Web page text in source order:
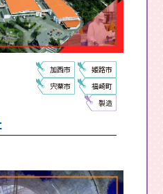
加西市
姫路市
宍粟市
福崎町
製造